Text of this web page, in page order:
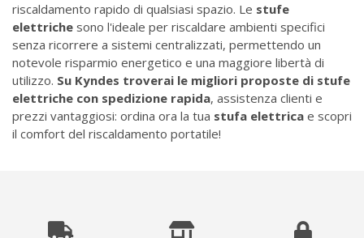
riscaldamento rapido di qualsiasi spazio. Le stufe
elettriche sono l'ideale per riscaldare ambienti specifici
senza ricorrere a sistemi centralizzati, permettendo un
notevole risparmio energetico e una maggiore libertà di
utilizzo. Su Kyndes troverai le migliori proposte di stufe
elettriche con spedizione rapida, assistenza clienti e
prezzi vantaggiosi: ordina ora la tua stufa elettrica e scopri
il comfort del riscaldamento portatile!